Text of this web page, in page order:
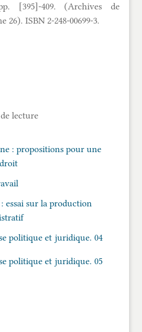
[395]-409. (Archives de
26). ISBN 2-248-00699-3.
lecture
: propositions pour une
essai sur la production
politique et juridique. 04
politique et juridique. 05